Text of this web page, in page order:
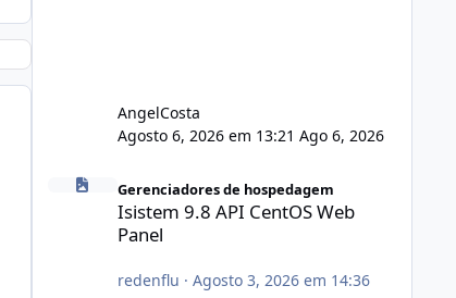
AngelCosta
Agosto 6, 2026 em 13:21 Ago 6, 2026
Isistem 9.8 API CentOS Web Panel
Gerenciadores de hospedagem
Isistem 9.8 API CentOS Web
Panel
redenflu · Agosto 3, 2026 em 14:36